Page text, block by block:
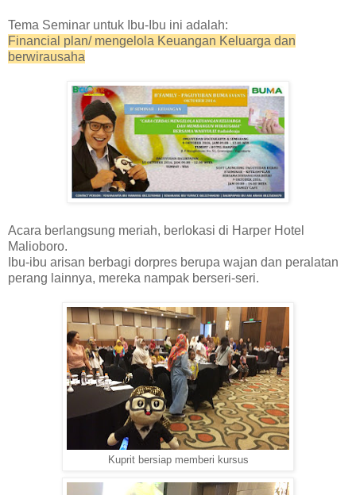
Tema Seminar untuk Ibu-Ibu ini adalah:
Financial plan/ mengelola Keuangan Keluarga dan
berwirausaha
Acara berlangsung meriah, berlokasi di Harper Hotel
Malioboro.
Ibu-ibu arisan berbagi dorpres berupa wajan dan peralatan
perang lainnya, mereka nampak berseri-seri.
Kuprit bersiap memberi kursus